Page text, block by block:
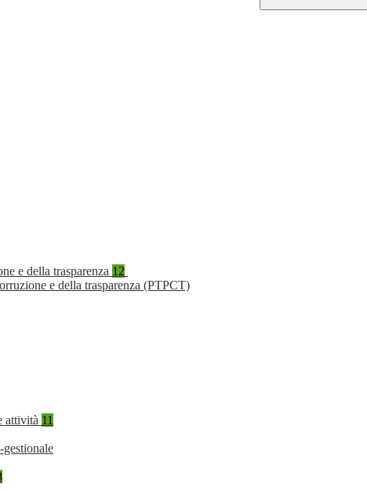
e della trasparenza 12
e della trasparenza (PTPCT)
attività 11